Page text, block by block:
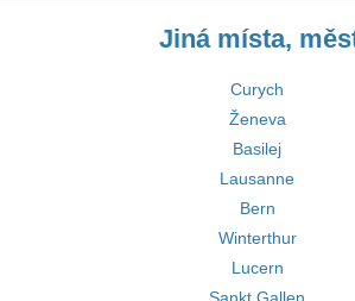
Jiná místa,
Curych
Ženeva
Basilej
Lausanne
Bern
Winterthur
Lucern